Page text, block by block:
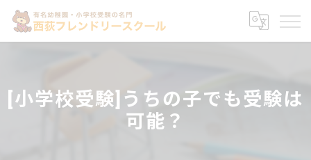
[小学校受験]うちの子でも受験は
可能？